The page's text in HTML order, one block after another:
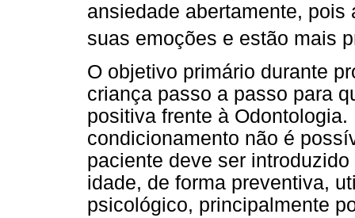
ansiedade abertamente,
suas emoções e estão mais
O objetivo primário durante
criança passo a passo para
positiva frente à
condicionamento não é
paciente deve ser
idade, de forma preventiva,
psicológico, principalmente